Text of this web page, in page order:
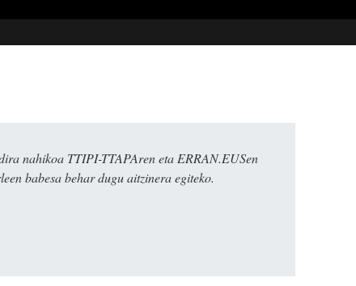
nahikoa TTIPI-TTAPAren eta ERRAN.EUSen
babesa behar dugu aitzinera egiteko.